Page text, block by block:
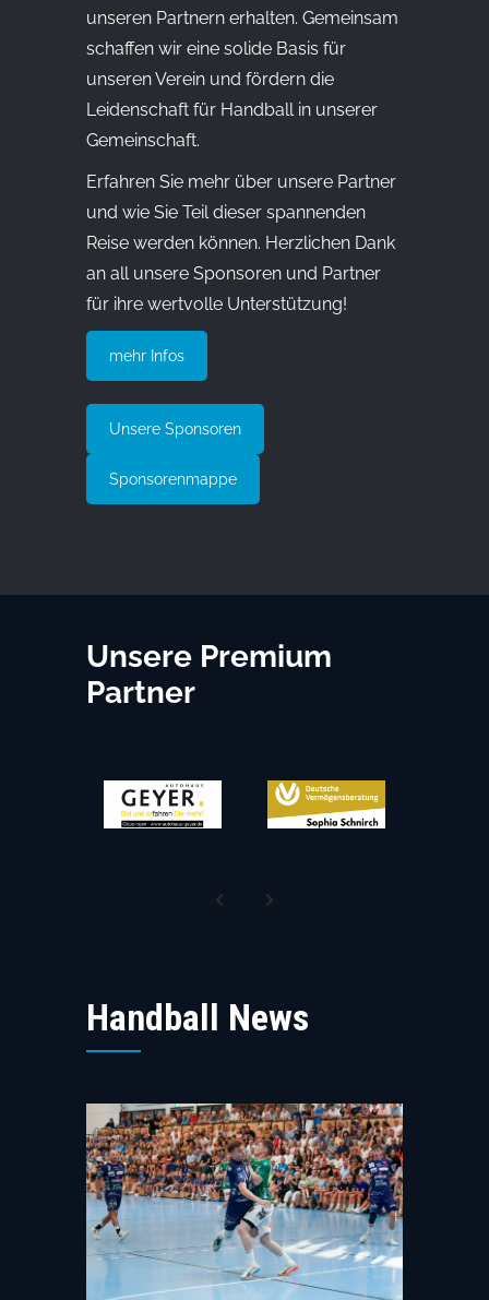
unseren Partnern erhalten. Gemeinsam
schaffen wir eine solide Basis für
unseren Verein und fördern die
Leidenschaft für Handball in unserer
Gemeinschaft.
Erfahren Sie mehr über unsere Partner
und wie Sie Teil dieser spannenden
Reise werden können. Herzlichen Dank
an all unsere Sponsoren und Partner
für ihre wertvolle Unterstützung!
mehr Infos
Unsere Sponsoren
Sponsorenmappe
Unsere Premium
Partner
Handball News